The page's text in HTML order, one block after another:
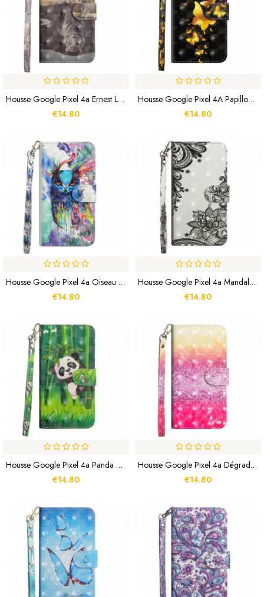
Housse Google Pixel 4a Ernest Le Tigre
€14.80
Housse Google Pixel 4A Papillons Jaunes
€14.80
Housse Google Pixel 4a Oiseau Aquarelle
€14.80
Housse Google Pixel 4a Mandala Dentelle
€14.80
Housse Google Pixel 4a Panda Et Bambou
€14.80
Housse Google Pixel 4a Dégradé Paillettes Magentas
€14.80